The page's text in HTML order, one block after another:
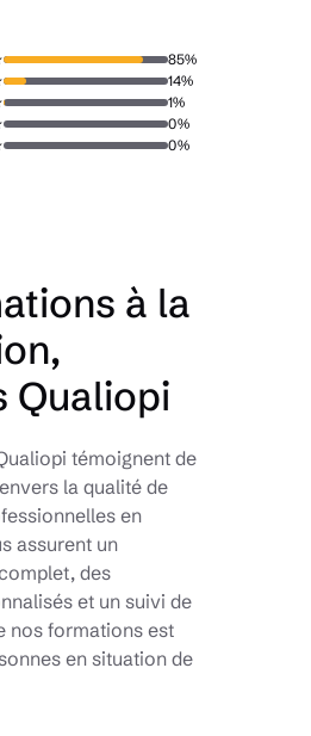
85%
14%
1%
0%
0%
à la
Qualiopi
témoignent de
la qualité de
en
assurent un
des
et un suivi de
nos formations est
en situation de